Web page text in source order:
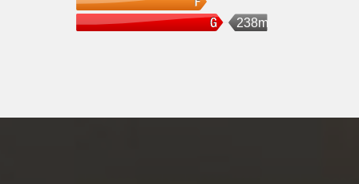
238m75